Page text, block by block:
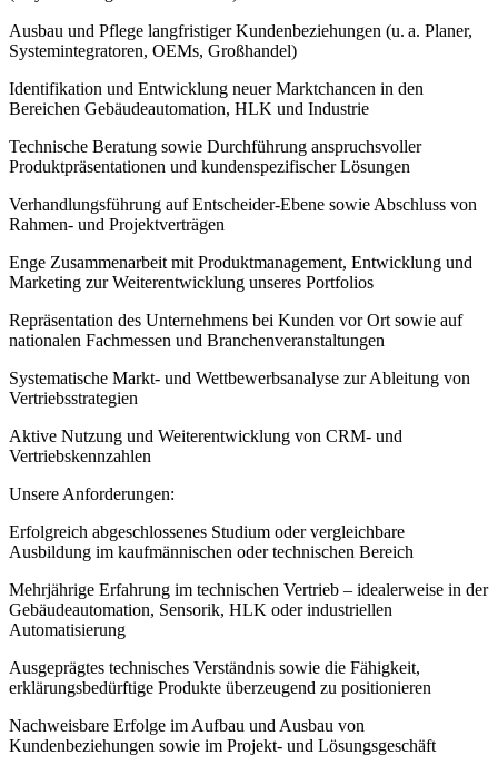
Ausbau und Pflege langfristiger Kundenbeziehungen (u. a. Planer,
Systemintegratoren, OEMs, Großhandel)
Identifikation und Entwicklung neuer Marktchancen in den
Bereichen Gebäudeautomation, HLK und Industrie
Technische Beratung sowie Durchführung anspruchsvoller
Produktpräsentationen und kundenspezifischer Lösungen
Verhandlungsführung auf Entscheider-Ebene sowie Abschluss von
Rahmen- und Projektverträgen
Enge Zusammenarbeit mit Produktmanagement, Entwicklung und
Marketing zur Weiterentwicklung unseres Portfolios
Repräsentation des Unternehmens bei Kunden vor Ort sowie auf
nationalen Fachmessen und Branchenveranstaltungen
Systematische Markt- und Wettbewerbsanalyse zur Ableitung von
Vertriebsstrategien
Aktive Nutzung und Weiterentwicklung von CRM- und
Vertriebskennzahlen
Unsere Anforderungen:
Erfolgreich abgeschlossenes Studium oder vergleichbare
Ausbildung im kaufmännischen oder technischen Bereich
Mehrjährige Erfahrung im technischen Vertrieb – idealerweise in der
Gebäudeautomation, Sensorik, HLK oder industriellen
Automatisierung
Ausgeprägtes technisches Verständnis sowie die Fähigkeit,
erklärungsbedürftige Produkte überzeugend zu positionieren
Nachweisbare Erfolge im Aufbau und Ausbau von
Kundenbeziehungen sowie im Projekt- und Lösungsgeschäft